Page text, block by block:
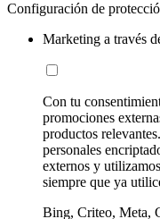
Configuración de
Marketing a través
Con tu
promociones
productos
personales
externos y
siempre que ya
Bing, Criteo, Meta,